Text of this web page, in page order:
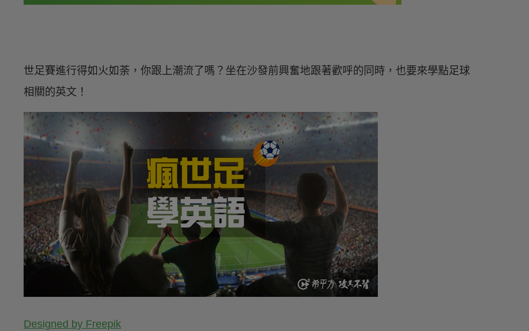
世足賽進行得如火如荼，你跟上潮流了嗎？坐在沙發前興奮地跟著歡呼的同時，也要來學點足球
相關的英文！
Designed by Freepik